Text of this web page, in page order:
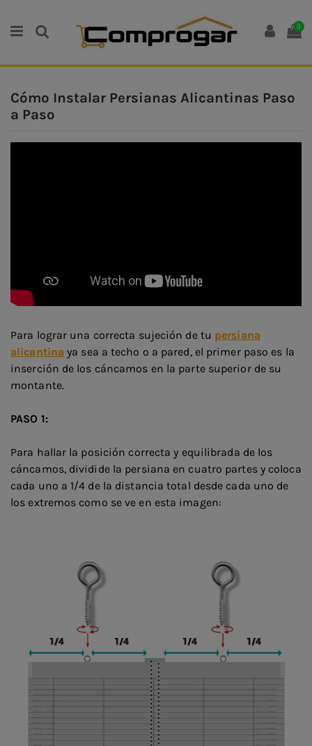
0
Cómo Instalar Persianas Alicantinas Paso
a Paso
Para lograr una correcta sujeción de tu persiana
alicantina ya sea a techo o a pared, el primer paso es la
inserción de los cáncamos en la parte superior de su
montante.
PASO 1:
Para hallar la posición correcta y equilibrada de los
cáncamos, dividide la persiana en cuatro partes y coloca
cada uno a 1/4 de la distancia total desde cada uno de
los extremos como se ve en esta imagen: